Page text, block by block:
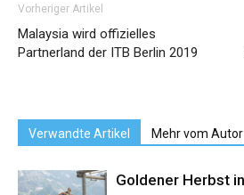
Vorheriger Artikel
Malaysia wird offizielles
Partnerland der ITB Berlin 2019
Verwandte Artikel Mehr vom Autor
Goldener Herbst